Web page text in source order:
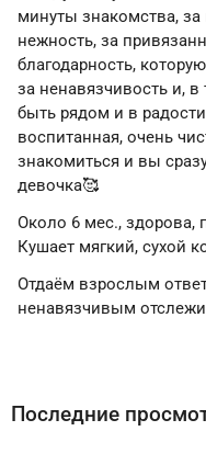
минуты знакомства,
нежность, за
благодарность,
за ненавязчивость и,
быть рядом и в
воспитанная, очень
знакомиться и вы
девочка🥰
Около 6 мес., здорова,
Кушает мягкий, сухой
Отдаём взрослым
ненавязчивым
Последние